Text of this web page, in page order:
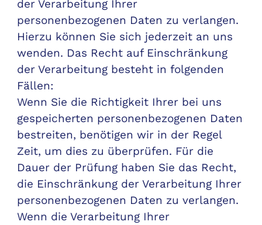
der Verarbeitung Ihrer
personenbezogenen Daten zu verlangen.
Hierzu können Sie sich jederzeit an uns
wenden. Das Recht auf Einschränkung
der Verarbeitung besteht in folgenden
Fällen:
Wenn Sie die Richtigkeit Ihrer bei uns
gespeicherten personenbezogenen Daten
bestreiten, benötigen wir in der Regel
Zeit, um dies zu überprüfen. Für die
Dauer der Prüfung haben Sie das Recht,
die Einschränkung der Verarbeitung Ihrer
personenbezogenen Daten zu verlangen.
Wenn die Verarbeitung Ihrer